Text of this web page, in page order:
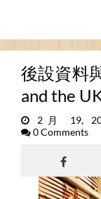
後設資料
and the
2月 19,
0 Comments